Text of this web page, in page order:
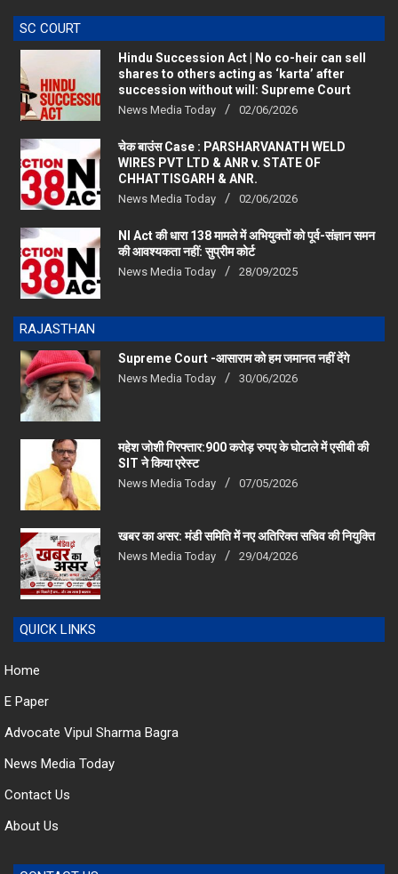
SC COURT
Hindu Succession Act | No co-heir can sell
shares to others acting as ‘karta’ after
succession without will: Supreme Court
News Media Today 02/06/2026
चेक बाउंस Case : PARSHARVANATH WELD
WIRES PVT LTD & ANR v. STATE OF
CHHATTISGARH & ANR.
News Media Today 02/06/2026
NI Act की धारा 138 मामले में अभियुक्तों को पूर्व-संज्ञान समन
की आवश्यकता नहीं: सुप्रीम कोर्ट
News Media Today 28/09/2025
RAJASTHAN
Supreme Court -आसाराम को हम जमानत नहीं देंगे
News Media Today 30/06/2026
महेश जोशी गिरफ्तार:900 करोड़ रुपए के घोटाले में एसीबी की
SIT ने किया एरेस्‍ट
News Media Today 07/05/2026
खबर का असर: मंडी समिति में नए अतिरिक्त सचिव की नियुक्ति
News Media Today 29/04/2026
QUICK LINKS
Home
E Paper
Advocate Vipul Sharma Bagra
News Media Today
Contact Us
About Us
CONTACT US